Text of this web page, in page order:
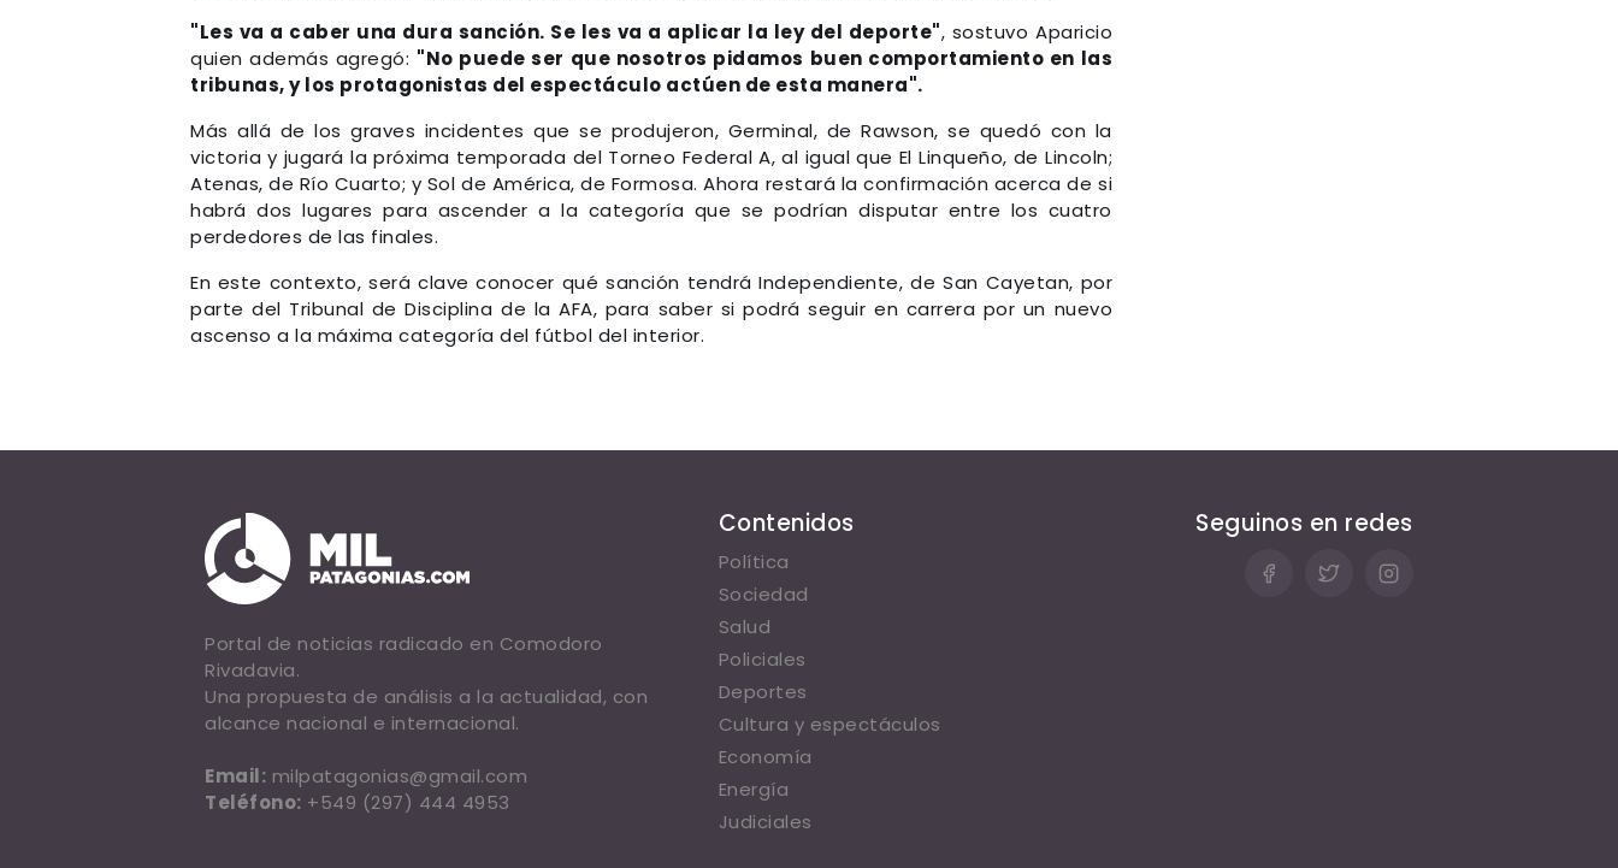
"Les va a caber una dura sanción. Se les va a aplicar la ley del deporte", sostuvo Aparicio
quien además agregó: "No puede ser que nosotros pidamos buen comportamiento en las
tribunas, y los protagonistas del espectáculo actúen de esta manera".
Más allá de los graves incidentes que se produjeron, Germinal, de Rawson, se quedó con la
victoria y jugará la próxima temporada del Torneo Federal A, al igual que El Linqueño, de Lincoln;
Atenas, de Río Cuarto; y Sol de América, de Formosa. Ahora restará la confirmación acerca de si
habrá dos lugares para ascender a la categoría que se podrían disputar entre los cuatro
perdedores de las finales.
En este contexto, será clave conocer qué sanción tendrá Independiente, de San Cayetan, por
parte del Tribunal de Disciplina de la AFA, para saber si podrá seguir en carrera por un nuevo
ascenso a la máxima categoría del fútbol del interior.
Portal de noticias radicado en Comodoro
Rivadavia.
Una propuesta de análisis a la actualidad, con
alcance nacional e internacional.
Email: milpatagonias@gmail.com
Teléfono: +549 (297) 444 4953
Contenidos
Política
Sociedad
Salud
Policiales
Deportes
Cultura y espectáculos
Economía
Energía
Judiciales
Seguinos en redes